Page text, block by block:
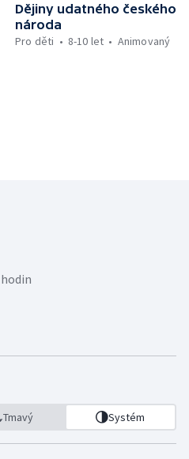
Dějiny udatného českého
národa
Pro děti
8-10 let Animovaný
Tmavý Systém